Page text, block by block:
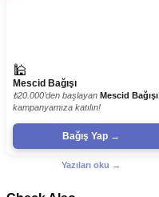
🕌
Mescid Bağışı
₺20.000’den başlayan Mescid Bağışı
kampanyamıza katılın!
Bağış Yap →
Yazıları oku →